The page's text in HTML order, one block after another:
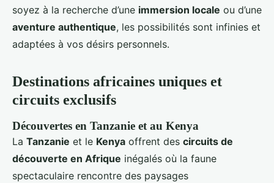
soyez à la recherche d’une immersion locale ou d’une
aventure authentique, les possibilités sont infinies et
adaptées à vos désirs personnels.
Destinations africaines uniques et
circuits exclusifs
Découvertes en Tanzanie et au Kenya
La Tanzanie et le Kenya offrent des circuits de
découverte en Afrique inégalés où la faune
spectaculaire rencontre des paysages